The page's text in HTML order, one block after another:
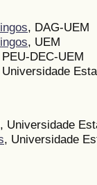
, DAG-UEM
, UEM
DEC-UEM
Universidade
, Universidade
, Universidade